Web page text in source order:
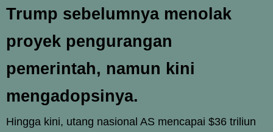
Trump sebelumnya menolak
proyek pengurangan
pemerintah, namun kini
mengadopsinya.
Hingga kini, utang nasional AS mencapai $36 triliun